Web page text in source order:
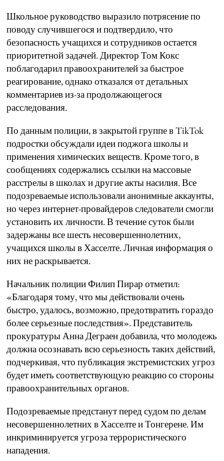
Школьное руководство выразило потрясение по
поводу случившегося и подтвердило, что
безопасность учащихся и сотрудников остается
приоритетной задачей. Директор Том Кокс
поблагодарил правоохранителей за быстрое
реагирование, однако отказался от детальных
комментариев из-за продолжающегося
расследования.
По данным полиции, в закрытой группе в TikTok
подростки обсуждали идеи поджога школы и
применения химических веществ. Кроме того, в
сообщениях содержались ссылки на массовые
расстрелы в школах и другие акты насилия. Все
подозреваемые использовали анонимные аккаунты,
но через интернет-провайдеров следователи смогли
установить их личности. В течение суток были
задержаны все шесть несовершеннолетних,
учащихся школы в Хасселте. Личная информация о
них не раскрывается.
Начальник полиции Филип Пирар отметил:
«Благодаря тому, что мы действовали очень
быстро, удалось, возможно, предотвратить гораздо
более серьезные последствия». Представитель
прокуратуры Анна Деграен добавила, что молодежь
должна осознавать всю серьезность таких действий,
подчеркивая, что публикация экстремистских угроз
будет иметь соответствующую реакцию со стороны
правоохранительных органов.
Подозреваемые предстанут перед судом по делам
несовершеннолетних в Хасселте и Тонгерене. Им
инкриминируется угроза террористического
нападения.